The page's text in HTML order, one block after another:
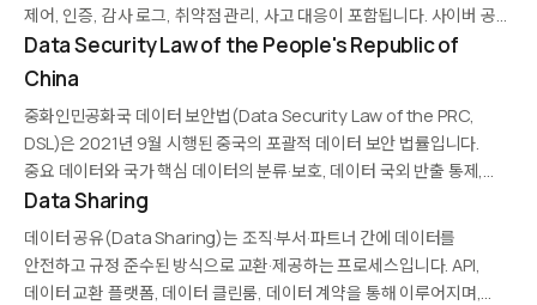
제어, 인증, 감사 로그, 취약점 관리, 사고 대응이 포함됩니다. 사이버 공격
·내부 위협·실수로 인한 노출 등 다양한 위험에 대비하며, 데이터 보호·
프라이버시·규정 준수와 밀접하게 연결됩니다.
Data Security Law of the People's Republic of
China
중화인민공화국 데이터 보안법(Data Security Law of the PRC,
DSL)은 2021년 9월 시행된 중국의 포괄적 데이터 보안 법률입니다.
중요 데이터와 국가 핵심 데이터의 분류·보호, 데이터 국외 반출 통제,
데이터 처리 활동 전반에 대한 보안 의무를 규정합니다.
PIPL(개인정보보호법), 사이버보안법과 함께 중국의 3대…
Data Sharing
데이터 공유(Data Sharing)는 조직·부서·파트너 간에 데이터를
안전하고 규정 준수된 방식으로 교환·제공하는 프로세스입니다. API,
데이터 교환 플랫폼, 데이터 클린룸, 데이터 계약을 통해 이루어지며,